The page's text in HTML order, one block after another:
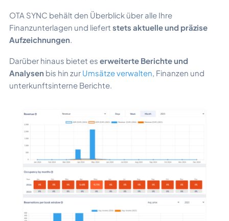
OTA SYNC behält den Überblick über alle Ihre
Finanzunterlagen und liefert stets aktuelle und präzise
Aufzeichnungen.
Darüber hinaus bietet es erweiterte Berichte und
Analysen bis hin zur Umsätze verwalten, Finanzen und
unterkunftsinterne Berichte.